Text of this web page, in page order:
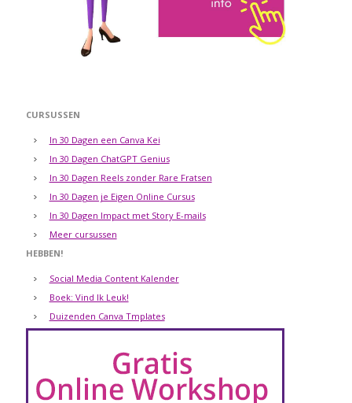
CURSUSSEN
In 30 Dagen een Canva Kei
In 30 Dagen ChatGPT Genius
In 30 Dagen Reels zonder Rare Fratsen
In 30 Dagen je Eigen Online Cursus
In 30 Dagen Impact met Story E-mails
Meer cursussen
HEBBEN!
Social Media Content Kalender
Boek: Vind Ik Leuk!
Duizenden Canva Tmplates